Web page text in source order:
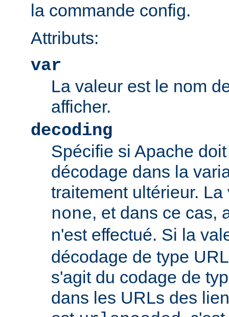
la commande config.
Attributs:
var
La valeur est le nom
afficher.
decoding
Spécifie si Apache
décodage dans la
traitement ultérieur.
none, et dans ce cas,
n'est effectué. Si la
décodage de type
s'agit du codage de
dans les URLs des